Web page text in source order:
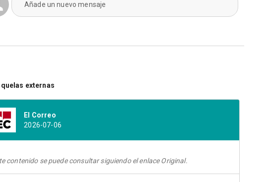
Añade un nuevo mensaje
externas
El Correo
2026-07-06
contenido se puede consultar siguiendo el enlace Original.